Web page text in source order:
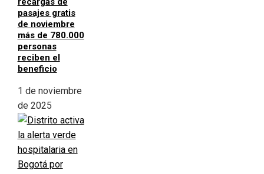
pasajes gratis
de noviembre
más de 780.000
personas
reciben el
beneficio
1 de noviembre
de 2025